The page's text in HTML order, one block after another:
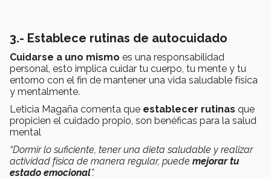
3.- Establece rutinas de autocuidado
Cuidarse a uno mismo es una responsabilidad
personal, esto implica cuidar tu cuerpo, tu mente y tu
entorno con el fin de mantener una vida saludable física
y mentalmente.
Leticia Magaña comenta que establecer rutinas que
propicien el cuidado propio, son benéficas para la salud
mental
“Dormir lo suficiente, tener una dieta saludable y realizar
actividad física de manera regular, puede mejorar tu
estado emocional”.